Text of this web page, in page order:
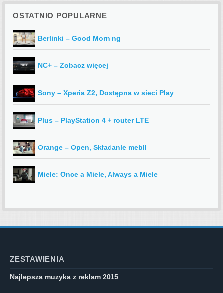
OSTATNIO POPULARNE
Berlinki – Good Morning
NC+ – Zobacz więcej
Sony – Xperia Z2, Dostępna w sieci Play
Plus – PlayStation 4 + router LTE
Orange – Open, Składanie mebli
Miele: Once a Miele, Always a Miele
ZESTAWIENIA
Najlepsza muzyka z reklam 2015